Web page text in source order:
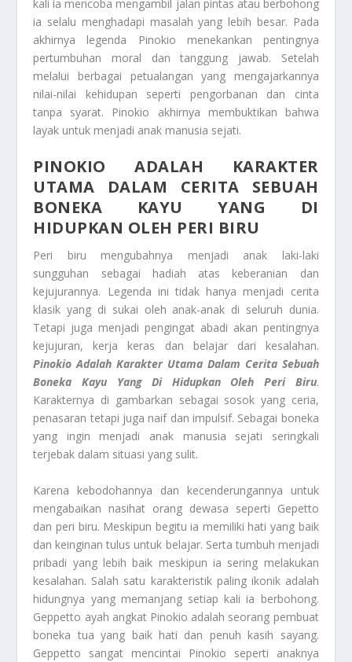
kali ia mencoba mengambil jalan pintas atau berbohong
ia selalu menghadapi masalah yang lebih besar. Pada
akhirnya legenda Pinokio menekankan pentingnya
pertumbuhan moral dan tanggung jawab. Setelah
melalui berbagai petualangan yang mengajarkannya
nilai-nilai kehidupan seperti pengorbanan dan cinta
tanpa syarat. Pinokio akhirnya membuktikan bahwa
layak untuk menjadi anak manusia sejati.
PINOKIO ADALAH KARAKTER
UTAMA DALAM CERITA SEBUAH
BONEKA KAYU YANG DI
HIDUPKAN OLEH PERI BIRU
Peri biru mengubahnya menjadi anak laki-laki
sungguhan sebagai hadiah atas keberanian dan
kejujurannya. Legenda ini tidak hanya menjadi cerita
klasik yang di sukai oleh anak-anak di seluruh dunia.
Tetapi juga menjadi pengingat abadi akan pentingnya
kejujuran, kerja keras dan belajar dari kesalahan.
Pinokio Adalah Karakter Utama Dalam Cerita Sebuah
Boneka Kayu Yang Di Hidupkan Oleh Peri Biru.
Karakternya di gambarkan sebagai sosok yang ceria,
penasaran tetapi juga naif dan impulsif. Sebagai boneka
yang ingin menjadi anak manusia sejati seringkali
terjebak dalam situasi yang sulit.
Karena kebodohannya dan kecenderungannya untuk
mengabaikan nasihat orang dewasa seperti Gepetto
dan peri biru. Meskipun begitu ia memiliki hati yang baik
dan keinginan tulus untuk belajar. Serta tumbuh menjadi
pribadi yang lebih baik meskipun ia sering melakukan
kesalahan. Salah satu karakteristik paling ikonik adalah
hidungnya yang memanjang setiap kali ia berbohong.
Geppetto ayah angkat Pinokio adalah seorang pembuat
boneka tua yang baik hati dan penuh kasih sayang.
Geppetto sangat mencintai Pinokio seperti anaknya